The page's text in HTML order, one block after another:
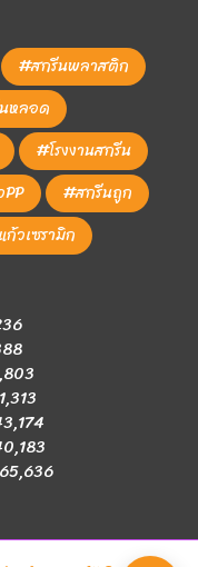
#สกรีนพลาสติก
หลอด
#โรงงานสกรีน
#สกรีนถูก
วเซรามิก